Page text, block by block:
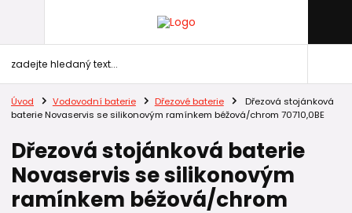
Úvod Vodovodní baterie Dřezové baterie
Dřezová stojánková
baterie Novaservis se silikonovým ramínkem béžová/chrom 70710,0BE
Dřezová stojánková baterie
Novaservis se silikonovým
ramínkem béžová/chrom